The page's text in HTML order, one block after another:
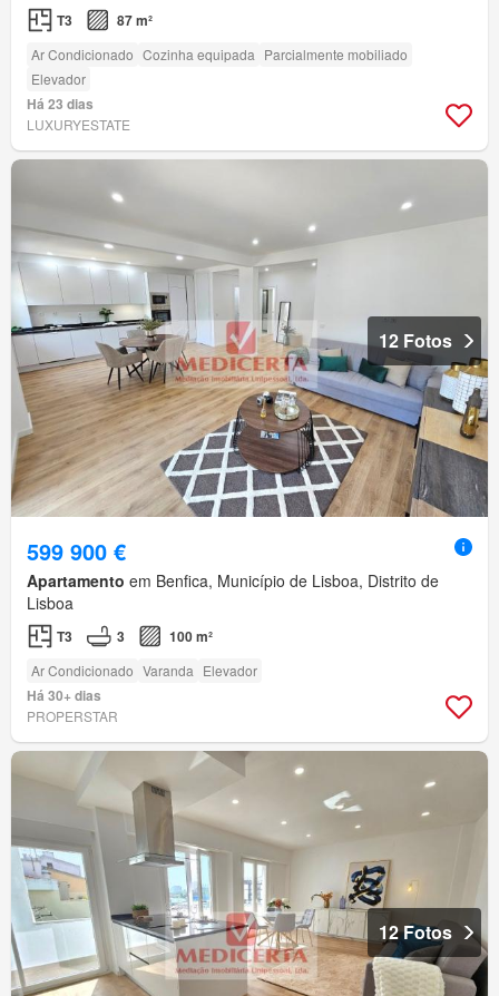
T3 87 m²
Ar Condicionado Cozinha equipada Parcialmente mobiliado
Elevador
Há 23 dias
LUXURYESTATE
12 Fotos
599 900 €
Apartamento em Benfica, Município de Lisboa, Distrito de
Lisboa
T3 3 100 m²
Ar Condicionado Varanda Elevador
Há 30+ dias
PROPERSTAR
12 Fotos